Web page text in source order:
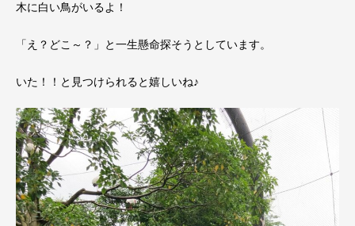
木に白い鳥がいるよ！
「え？どこ～？」と一生懸命探そうとしています。
いた！！と見つけられると嬉しいね♪